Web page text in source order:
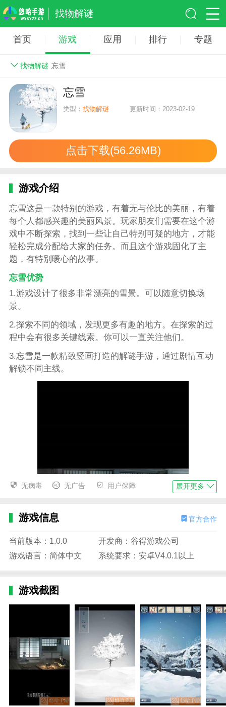
找物解谜
首页 游戏 应用 排行 专题
找物解谜 忘雪
忘雪
类型：找物解谜 更新时间：2023-02-19
点击下载(56.26MB)
游戏介绍
忘雪这是一款特别的游戏，有着无与伦比的美丽，有着
每个人都感兴趣的美丽风景。玩家朋友们需要在这个游
戏中不断探索，找到一些让自己特别可疑的地方，才能
轻松完成分配给大家的任务。而且这个游戏固化了主
题，有特别暖心的故事。
忘雪优势
1.游戏设计了很多非常漂亮的雪景。可以随意切换场
景。
2.探索不同的领域，发现更多有趣的地方。在探索的过
程中会有很多关键线索。你可以一直关注他们。
3.忘雪是一款精致竖画打造的解谜手游，通过剧情互动
解锁不同主线。
忘雪描述
1.故事主线很精彩，也连接了各个层面。希望玩家们能
用自己的努力成功拯救角色。
无病毒 无广告 用户保障 展开更多
游戏信息 官方合作
当前版本：1.0.0
开发商：谷得游戏公司
游戏语言：简体中文
系统要求：安卓V4.0.1以上
游戏截图